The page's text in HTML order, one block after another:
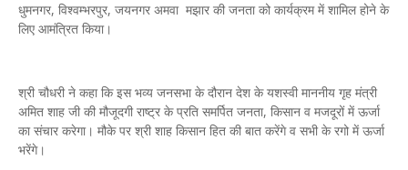
धुमनगर, विश्वम्भरपुर, जयनगर अमवा मझार की जनता को कार्यक्रम में शामिल होने के
लिए आमंत्रित किया।
श्री चौधरी ने कहा कि इस भव्य जनसभा के दौरान देश के यशस्वी माननीय गृह मंत्री
अमित शाह जी की मौजूदगी राष्ट्र के प्रति समर्पित जनता, किसान व मजदूरों में ऊर्जा
का संचार करेगा। मौके पर श्री शाह किसान हित की बात करेंगे व सभी के रगो में ऊर्जा
भरेंगे।